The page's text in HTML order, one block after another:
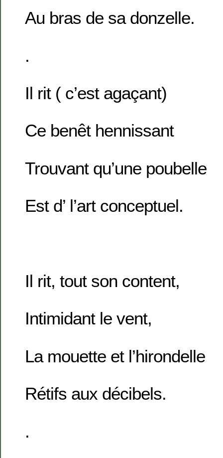
Au bras de sa donzelle.
.
Il rit ( c’est agaçant)
Ce benêt hennissant
Trouvant qu’une poubelle
Est d’ l’art conceptuel.
Il rit, tout son content,
Intimidant le vent,
La mouette et l’hirondelle
Rétifs aux décibels.
.